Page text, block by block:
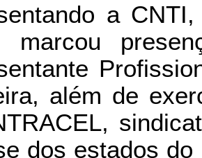
a
marcou
além de
dos estados